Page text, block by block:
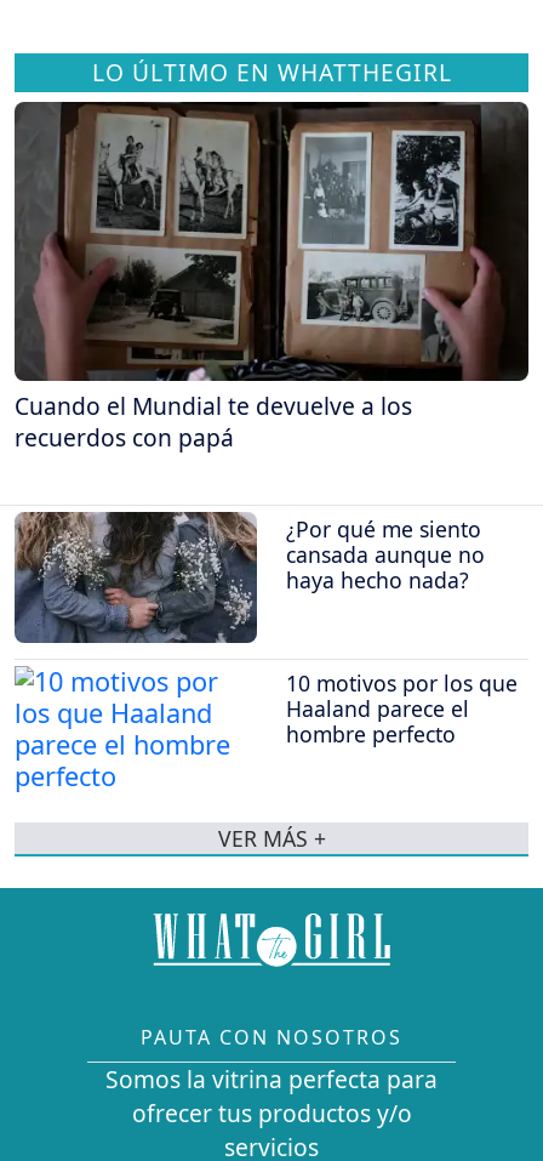
LO ÚLTIMO EN WHATTHEGIRL
Cuando el Mundial te devuelve a los
recuerdos con papá
¿Por qué me siento
cansada aunque no
haya hecho nada?
10 motivos por los que
Haaland parece el
hombre perfecto
VER MÁS +
PAUTA CON NOSOTROS
Somos la vitrina perfecta para
ofrecer tus productos y/o
servicios